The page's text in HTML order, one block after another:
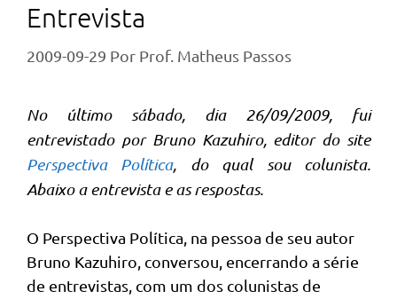
Entrevista
2009-09-29 Por Prof. Matheus Passos
No último sábado, dia 26/09/2009, fui
entrevistado por Bruno Kazuhiro, editor do site
Perspectiva Política, do qual sou colunista.
Abaixo a entrevista e as respostas.
O Perspectiva Política, na pessoa de seu autor
Bruno Kazuhiro, conversou, encerrando a série
de entrevistas, com um dos colunistas de